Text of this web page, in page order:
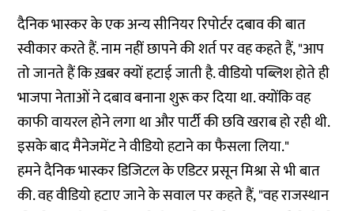
दैनिक भास्कर के एक अन्य सीनियर रिपोर्टर दबाव की बात
स्वीकार करते हैं. नाम नहीं छापने की शर्त पर वह कहते हैं, "आप
तो जानते हैं कि ख़बर क्यों हटाई जाती है. वीडियो पब्लिश होते ही
भाजपा नेताओं ने दबाव बनाना शुरू कर दिया था. क्योंकि वह
काफी वायरल होने लगा था और पार्टी की छवि खराब हो रही थी.
इसके बाद मैनेजमेंट ने वीडियो हटाने का फैसला लिया."
हमने दैनिक भास्कर डिजिटल के एडिटर प्रसून मिश्रा से भी बात
की. वह वीडियो हटाए जाने के सवाल पर कहते हैं, "वह राजस्थान